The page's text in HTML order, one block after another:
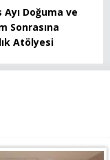
Ayı Doğuma ve
Sonrasına
Atölyesi